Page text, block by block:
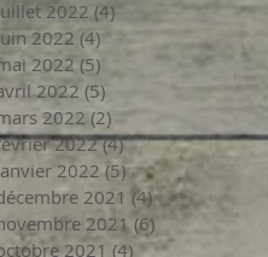
2022 (4) 4 posts
2022 (4) 4 posts
2022 (5) 5 posts
2022(5)
2022 (2) 2 posts
2022(4)4 posts
2022 (5)5 posts
2021 (4)4 posts
2021 (6)6 posts
2021 (4) 4 posts